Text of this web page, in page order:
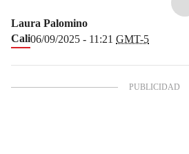
Laura Palomino
Cali06/09/2025 - 11:21 GMT-5